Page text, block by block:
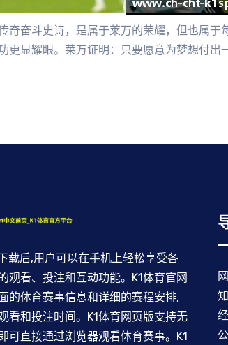
奇奋斗史诗，是属于莱万的荣耀，但也属
更显耀眼。莱万证明：只要愿意为梦想付出
载后,用户可以在手机上轻松享受各
观看、投注和互动功能。K1体育官网
的体育赛事信息和详细的赛程安排,
看和投注时间。K1体育网页版支持无
可直接通过浏览器观看体育赛事。K1